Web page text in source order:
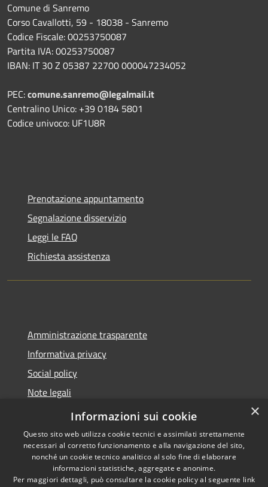
Comune di Sanremo
Corso Cavallotti, 59 - 18038 - Sanremo
Codice Fiscale: 00253750087
Partita IVA: 00253750087
IBAN: IT 30 Z 05387 22700 000047234052
PEC:comune.sanremo@legalmail.it
Centralino Unico: +39 0184 5801
Codice univoco: UF1U8R
Prenotazione appuntamento
Segnalazione disservizio
Leggi le FAQ
Richiesta assistenza
Amministrazione trasparente
Informativa privacy
Social policy
Note legali
Dichiarazione di accessibilità
Copyright © 2026 • Comune di
×
Informazioni sui cookie
Questo sito web utilizza cookie tecnici e assimilati strettamente
necessari al corretto funzionamento e alla navigazione del sito,
nonché un cookie tecnico analitico al solo fine di elaborare
informazioni statistiche, aggregate e anonime.
Per maggiori dettagli, può consultare la cookie policy al seguente link